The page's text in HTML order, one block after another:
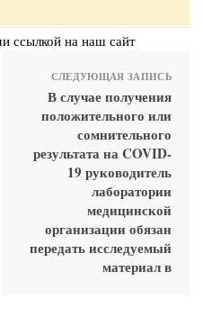
ссылкой на наш сайт
СЛЕДУЮЩАЯ ЗАПИСЬ
В случае получения
положительного или
сомнительного
результата на COVID-
19 руководитель
лаборатории
медицинской
организации обязан
передать исследуемый
материал в